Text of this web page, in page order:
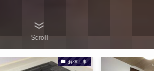
Scroll
解体工事